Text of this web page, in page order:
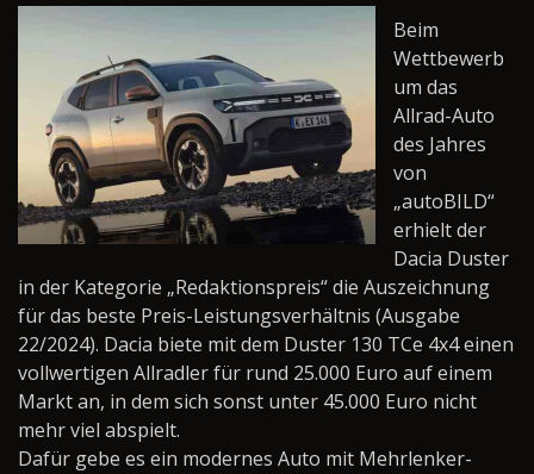
Beim
Wettbewerb
um das
Allrad-Auto
des Jahres
von
„autoBILD“
erhielt der
Dacia Duster
in der Kategorie „Redaktionspreis“ die Auszeichnung
für das beste Preis-Leistungsverhältnis (Ausgabe
22/2024). Dacia biete mit dem Duster 130 TCe 4x4 einen
vollwertigen Allradler für rund 25.000 Euro auf einem
Markt an, in dem sich sonst unter 45.000 Euro nicht
mehr viel abspielt.
Dafür gebe es ein modernes Auto mit Mehrlenker-